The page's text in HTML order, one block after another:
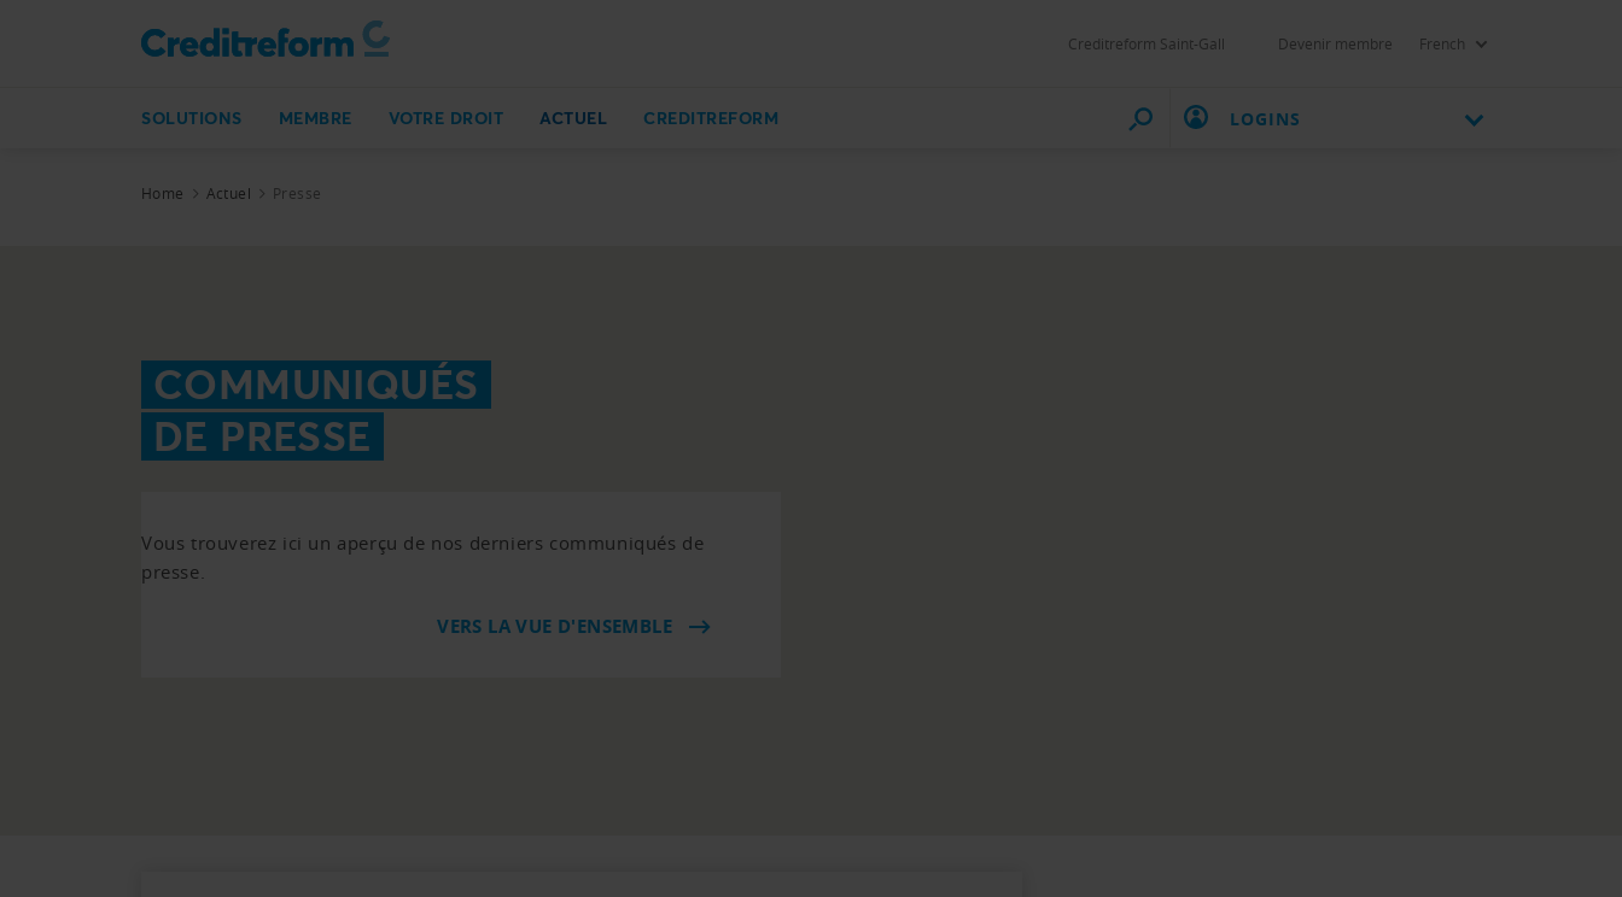
Creditreform Saint-Gall Devenir membre French
SOLUTIONS MEMBRE VOTRE DROIT ACTUEL CREDITREFORM LOGINS
Home Actuel Presse
COMMUNIQUÉS
DE PRESSE
Vous trouverez ici un aperçu de nos derniers communiqués de
presse.
VERS LA VUE D'ENSEMBLE